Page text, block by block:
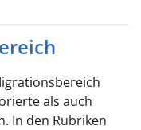
als auch
In den Rubriken